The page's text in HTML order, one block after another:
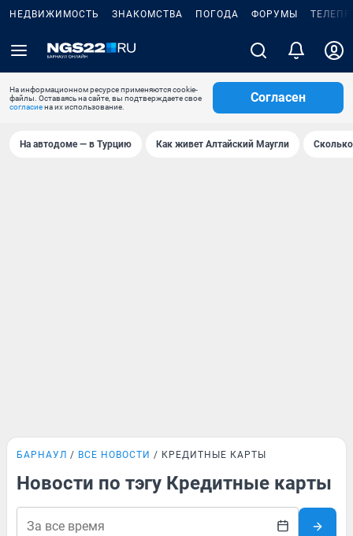
НЕДВИЖИМОСТЬ ЗНАКОМСТВА ПОГОДА ФОРУМЫ
На информационном ресурсе применяются cookie-
файлы. Оставаясь на сайте, вы подтверждаете свое
согласиена их использование.
Согласен
На автодоме — в Турцию Как живет Алтайский Маугли
БАРНАУЛ ВСЕ НОВОСТИ КРЕДИТНЫЕ КАРТЫ
Новости по тэгу Кредитные карты